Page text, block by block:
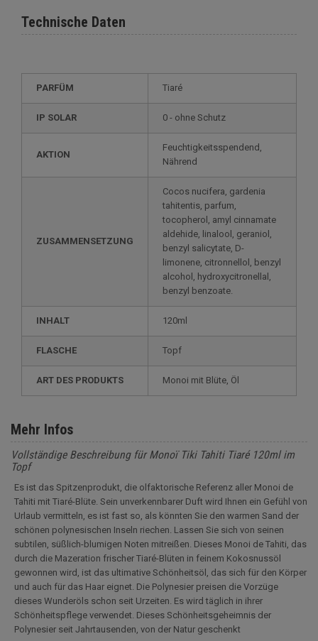
Technische Daten
PARFÜM Tiaré
IP SOLAR 0 - ohne Schutz
AKTION
Feuchtigkeitsspendend,
Nährend
ZUSAMMENSETZUNG
Cocos nucifera, gardenia
tahitentis, parfum,
tocopherol, amyl cinnamate
aldehide, linalool, geraniol,
benzyl salicytate, D-
limonene, citronnellol, benzyl
alcohol, hydroxycitronellal,
benzyl benzoate.
INHALT 120ml
FLASCHE Topf
ART DES PRODUKTS Monoi mit Blüte, Öl
Mehr Infos
Vollständige Beschreibung für Monoï Tiki Tahiti Tiaré 120ml im
Topf
Es ist das Spitzenprodukt, die olfaktorische Referenz aller Monoi de
Tahiti mit Tiaré-Blüte. Sein unverkennbarer Duft wird Ihnen ein Gefühl von
Urlaub vermitteln, es ist fast so, als könnten Sie den warmen Sand der
schönen polynesischen Inseln riechen. Lassen Sie sich von seinen
subtilen, süßlich-blumigen Noten mitreißen. Dieses Monoi de Tahiti, das
durch die Mazeration frischer Tiaré-Blüten in feinem Kokosnussöl
gewonnen wird, ist das ultimative Schönheitsöl, das sich für den Körper
und auch für das Haar eignet. Die Polynesier preisen die Vorzüge
dieses Wunderöls schon seit Urzeiten. Es wird täglich in ihrer
Schönheitspflege verwendet. Dieses Schönheitsgeheimnis der
Polynesier seit Jahrtausenden, von der Natur geschenkt